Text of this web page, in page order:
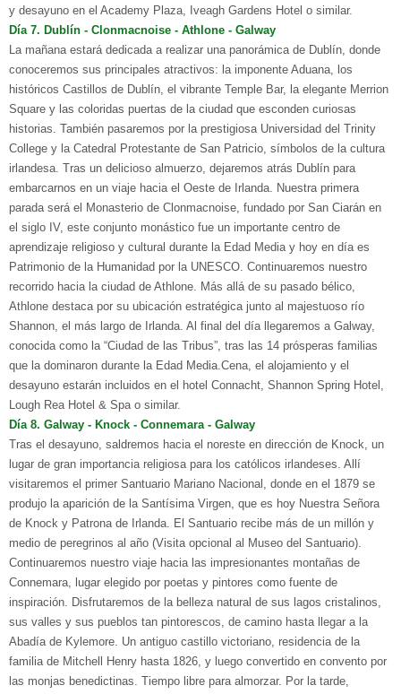
y desayuno en el Academy Plaza, Iveagh Gardens Hotel o similar.
Día 7. Dublín - Clonmacnoise - Athlone - Galway
La mañana estará dedicada a realizar una panorámica de Dublín, donde
conoceremos sus principales atractivos: la imponente Aduana, los
históricos Castillos de Dublín, el vibrante Temple Bar, la elegante Merrion
Square y las coloridas puertas de la ciudad que esconden curiosas
historias. También pasaremos por la prestigiosa Universidad del Trinity
College y la Catedral Protestante de San Patricio, símbolos de la cultura
irlandesa. Tras un delicioso almuerzo, dejaremos atrás Dublín para
embarcarnos en un viaje hacia el Oeste de Irlanda. Nuestra primera
parada será el Monasterio de Clonmacnoise, fundado por San Ciarán en
el siglo IV, este conjunto monástico fue un importante centro de
aprendizaje religioso y cultural durante la Edad Media y hoy en día es
Patrimonio de la Humanidad por la UNESCO. Continuaremos nuestro
recorrido hacia la ciudad de Athlone. Más allá de su pasado bélico,
Athlone destaca por su ubicación estratégica junto al majestuoso río
Shannon, el más largo de Irlanda. Al final del día llegaremos a Galway,
conocida como la “Ciudad de las Tribus”, tras las 14 prósperas familias
que la dominaron durante la Edad Media.Cena, el alojamiento y el
desayuno estarán incluidos en el hotel Connacht, Shannon Spring Hotel,
Lough Rea Hotel & Spa o similar.
Día 8. Galway - Knock - Connemara - Galway
Tras el desayuno, saldremos hacia el noreste en dirección de Knock, un
lugar de gran importancia religiosa para los católicos irlandeses. Allí
visitaremos el primer Santuario Mariano Nacional, donde en el 1879 se
produjo la aparición de la Santísima Virgen, que es hoy Nuestra Señora
de Knock y Patrona de Irlanda. El Santuario recibe más de un millón y
medio de peregrinos al año (Visita opcional al Museo del Santuario).
Continuaremos nuestro viaje hacia las impresionantes montañas de
Connemara, lugar elegido por poetas y pintores como fuente de
inspiración. Disfrutaremos de la belleza natural de sus lagos cristalinos,
sus valles y sus pueblos tan pintorescos, de camino hasta llegar a la
Abadía de Kylemore. Un antiguo castillo victoriano, residencia de la
familia de Mitchell Henry hasta 1826, y luego convertido en convento por
las monjas benedictinas. Tiempo libre para almorzar. Por la tarde,